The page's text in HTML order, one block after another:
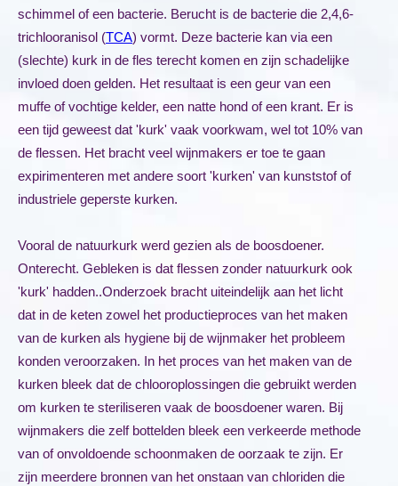
schimmel of een bacterie. Berucht is de bacterie die 2,4,6-
trichlooranisol (TCA) vormt. Deze bacterie kan via een
(slechte) kurk in de fles terecht komen en zijn schadelijke
invloed doen gelden. Het resultaat is een geur van een
muffe of vochtige kelder, een natte hond of een krant. Er is
een tijd geweest dat 'kurk' vaak voorkwam, wel tot 10% van
de flessen. Het bracht veel wijnmakers er toe te gaan
expirimenteren met andere soort 'kurken' van kunststof of
industriele geperste kurken.
Vooral de natuurkurk werd gezien als de boosdoener.
Onterecht. Gebleken is dat flessen zonder natuurkurk ook
'kurk' hadden..Onderzoek bracht uiteindelijk aan het licht
dat in de keten zowel het productieproces van het maken
van de kurken als hygiene bij de wijnmaker het probleem
konden veroorzaken. In het proces van het maken van de
kurken bleek dat de chlooroplossingen die gebruikt werden
om kurken te steriliseren vaak de boosdoener waren. Bij
wijnmakers die zelf bottelden bleek een verkeerde methode
van of onvoldoende schoonmaken de oorzaak te zijn. Er
zijn meerdere bronnen van het onstaan van chloriden die